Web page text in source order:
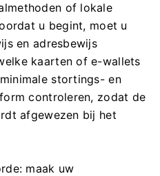
of lokale
u begint, moet u
en adresbewijs
kaarten of e-wallets
stortings- en
controleren, zodat de
afgewezen bij het
maak uw